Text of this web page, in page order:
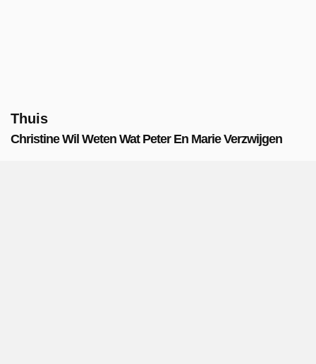
Thuis
Christine Wil Weten Wat Peter En Marie Verzwijgen